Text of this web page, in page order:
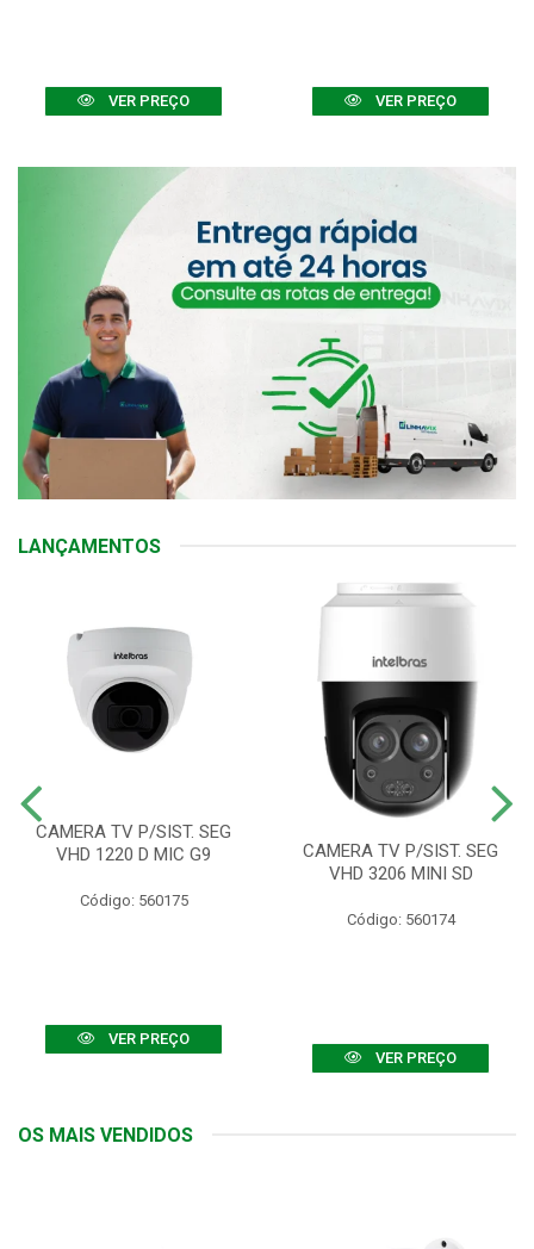
VER PREÇO VER PREÇO
LANÇAMENTOS
CAMERA TV P/SIST. SEG
VHD 1220 D MIC G9
Código: 560175
VER PREÇO
CAMERA TV P/SIST. SEG
VHD 3206 MINI SD
Código: 560174
VER PREÇO
OS MAIS VENDIDOS